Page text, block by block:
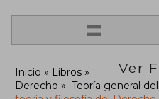
=
Ver
Inicio
Libros
Derecho
Teoría general